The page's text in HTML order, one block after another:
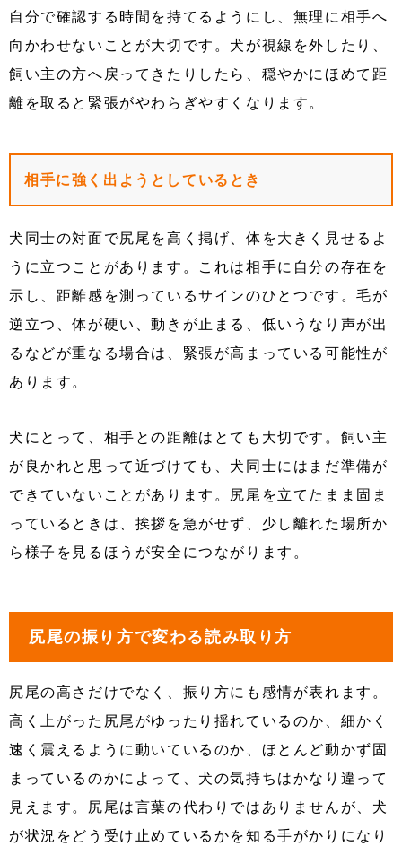
自分で確認する時間を持てるようにし、無理に相手へ
向かわせないことが大切です。犬が視線を外したり、
飼い主の方へ戻ってきたりしたら、穏やかにほめて距
離を取ると緊張がやわらぎやすくなります。
相手に強く出ようとしているとき
犬同士の対面で尻尾を高く掲げ、体を大きく見せるよ
うに立つことがあります。これは相手に自分の存在を
示し、距離感を測っているサインのひとつです。毛が
逆立つ、体が硬い、動きが止まる、低いうなり声が出
るなどが重なる場合は、緊張が高まっている可能性が
あります。
犬にとって、相手との距離はとても大切です。飼い主
が良かれと思って近づけても、犬同士にはまだ準備が
できていないことがあります。尻尾を立てたまま固ま
っているときは、挨拶を急がせず、少し離れた場所か
ら様子を見るほうが安全につながります。
尻尾の振り方で変わる読み取り方
尻尾の高さだけでなく、振り方にも感情が表れます。
高く上がった尻尾がゆったり揺れているのか、細かく
速く震えるように動いているのか、ほとんど動かず固
まっているのかによって、犬の気持ちはかなり違って
見えます。尻尾は言葉の代わりではありませんが、犬
が状況をどう受け止めているかを知る手がかりになり